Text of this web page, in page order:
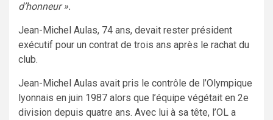
d’honneur ».
Jean-Michel Aulas, 74 ans, devait rester président
exécutif pour un contrat de trois ans après le rachat du
club.
Jean-Michel Aulas avait pris le contrôle de l’Olympique
lyonnais en juin 1987 alors que l’équipe végétait en 2e
division depuis quatre ans. Avec lui à sa tête, l’OL a